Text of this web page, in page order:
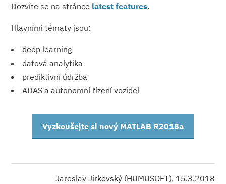
Dozvíte se na stránce latest features.
Hlavními tématy jsou:
deep learning
datová analytika
prediktivní údržba
ADAS a autonomní řízení vozidel
Vyzkoušejte si nový MATLAB R2018a
Jaroslav Jirkovský (HUMUSOFT), 15.3.2018